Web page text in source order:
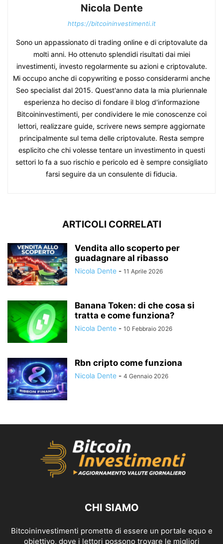
Nicola Dente
https://bitcoininvestimenti.it
Sono un appassionato di trading online e di criptovalute da
molti anni. Ho ottenuto splendidi risultati dai miei
investimenti, investo regolarmente su azioni e criptovalute.
Mi occupo anche di copywriting e posso considerarmi anche
Seo specialist dal 2015. Quest'anno data la mia pluriennale
esperienza ho deciso di fondare il blog d'informazione
Bitcoininvestimenti, per condividere le mie conoscenze coi
lettori, realizzare guide, scrivere news sempre aggiornate
principalmente sul tema delle criptovalute. Resta sempre
esplicito che chi volesse tentare un investimento in questi
settori lo fa a suo rischio e pericolo ed è sempre consigliato
farsi seguire da un consulente di fiducia.
ARTICOLI CORRELATI
Vendita allo scoperto per
guadagnare al ribasso
Nicola Dente - 11 Aprile 2026
Banana Token: di che cosa si
tratta e come funziona?
Nicola Dente - 10 Febbraio 2026
Rbn cripto come funziona
Nicola Dente - 4 Gennaio 2026
CHI SIAMO
Bitcoininvestimenti promette di essere un portale equo e
obiettivo, dove i lettori possono trovare le migliori